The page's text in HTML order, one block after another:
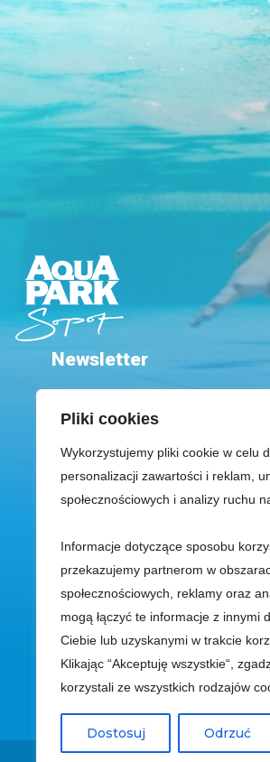
Pliki cookies
Wykorzystujemy pliki cookie w celu
personalizacji zawartości i reklam,
społecznościowych i analizy ruchu
Informacje dotyczące sposobu
przekazujemy partnerom w
społecznościowych, reklamy oraz
mogą łączyć te informacje z innymi
Ciebie lub uzyskanymi w trakcie
Klikając “Akceptuję wszystkie“,
korzystali ze wszystkich rodzajów
Dostosuj Odrzuć
Newsletter
Przeczytałem(am) i
danych osobowych zawarte w Polityka
otrzymywanie dostosowanej do moich
handlowej strony
innych środków
Park Wodny Sopot Spółka z ograniczoną
Gospodarczy Krajowego